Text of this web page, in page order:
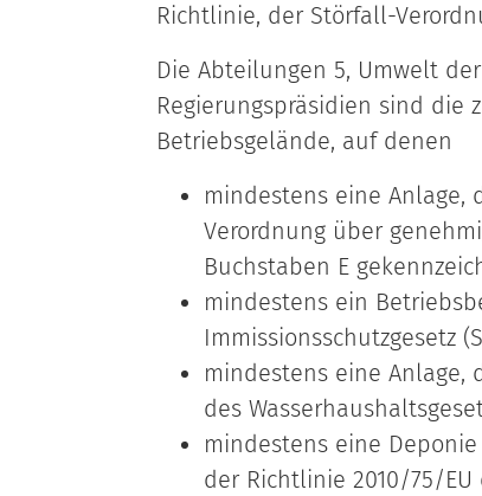
Richtlinie, der Störfall-
Die Abteilungen 5, Umwelt
Regierungspräsidien sind die
Betriebsgelände, auf denen
mindestens eine Anlage,
Verordnung über
Buchstaben E
mindestens ein
Immissionsschutzgesetz
mindestens eine Anlage,
des
mindestens eine
der Richtlinie 2010/75/